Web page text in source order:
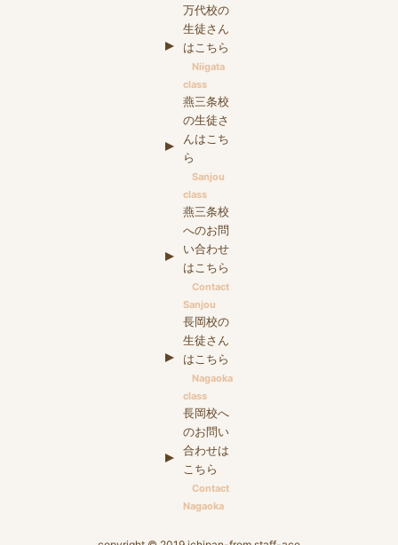
万代校の
生徒さん
はこちら
Niigata
class
燕三条校
の生徒さ
んはこち
ら
Sanjou
class
燕三条校
へのお問
い合わせ
はこちら
Contact
Sanjou
長岡校の
生徒さん
はこちら
Nagaoka
class
長岡校へ
のお問い
合わせは
こちら
Contact
Nagaoka